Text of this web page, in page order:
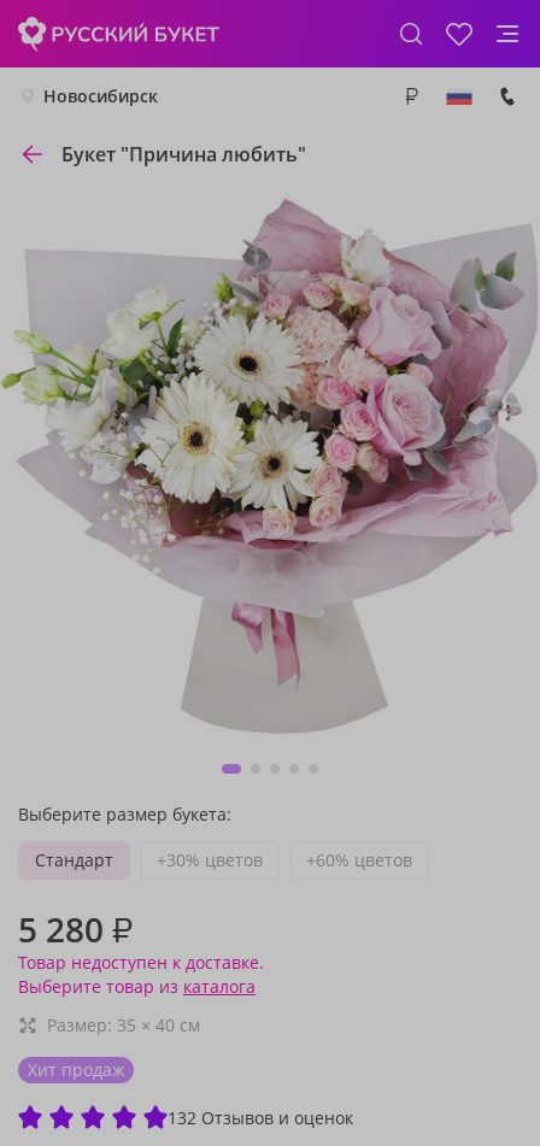
Новосибирск
Букет "Причина любить"
Выберите размер букета:
Стандарт
+30% цветов +60% цветов
5 280 ₽
Товар недоступен к доставке.
Выберите товар из каталога
Размер: 35 × 40 см
Хит продаж
132 Отзывов и оценок